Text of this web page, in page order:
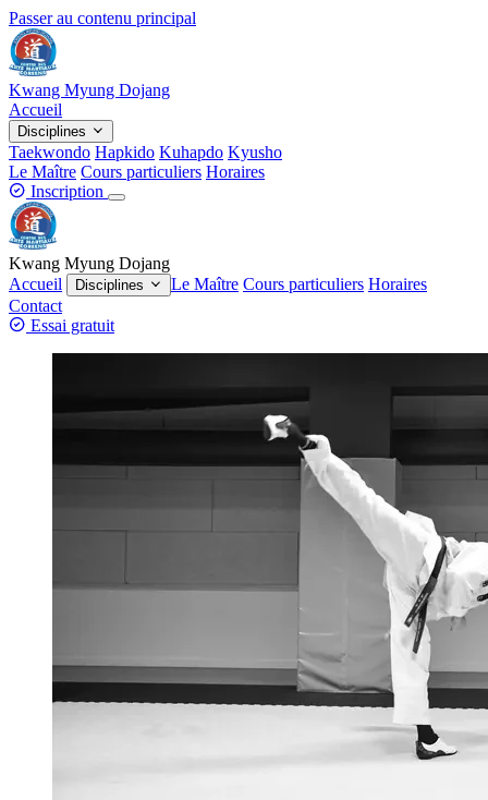
Passer au contenu principal
Kwang Myung Dojang
Accueil
Disciplines
Taekwondo Hapkido Kuhapdo Kyusho
Le Maître Cours particuliers Horaires
Inscription
Kwang Myung Dojang
Accueil
Disciplines Le Maître Cours particuliers Horaires
Contact
Essai gratuit